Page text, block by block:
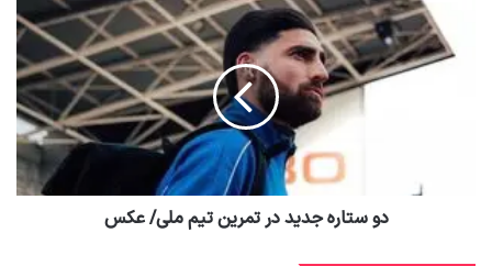
دو ستاره جدید در تمرین تیم ملی/ عکس